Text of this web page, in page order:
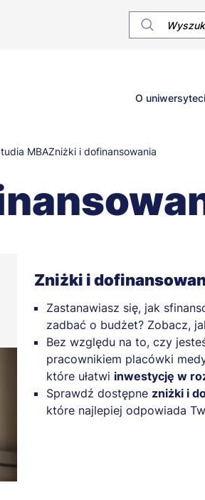
menu
O
MBAZniżki i dofinansowania
Zniżki i
Zastanawiasz się, jak
zadbać o budżet? Zobacz,
Bez względu na to, czy
pracownikiem placówki
które ułatwi inwestycję w
Sprawdź dostępne zniżki i
które najlepiej odpowiada